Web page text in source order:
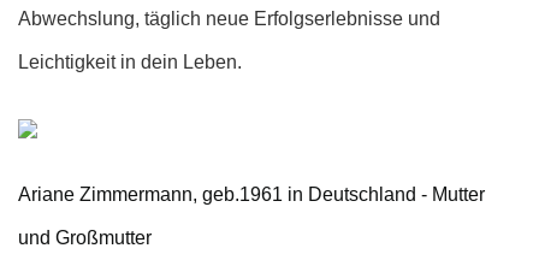
Abwechslung, täglich neue Erfolgserlebnisse und
Leichtigkeit in dein Leben.
Ariane Zimmermann, geb.1961 in Deutschland - Mutter
und Großmutter